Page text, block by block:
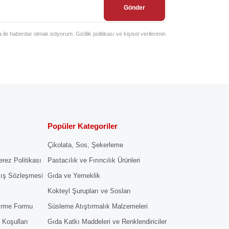
Gönder
haberdar olmak istiyorum. Gizlilik politikası ve kişisel verilerimin
Politikası
Sözleşmesi
Formu
Popüler Kategoriler
Çikolata, Sos, Şekerleme
Pastacılık ve Fırıncılık Ürünleri
Gıda ve Yemeklik
Kokteyl Şurupları ve Sosları
Süsleme Atıştırmalık Malzemeleri
Gıda Katkı Maddeleri ve Renklendiriciler